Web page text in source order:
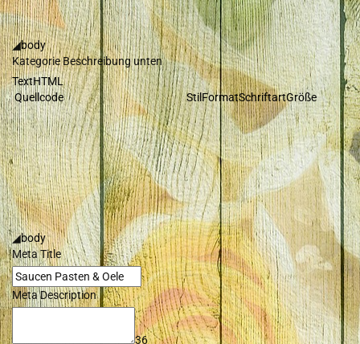
◢body
Kategorie Beschreibung unten
TextHTML
Quellcode
StilFormatSchriftartGröße
◢body
Meta Title
Meta Description
36